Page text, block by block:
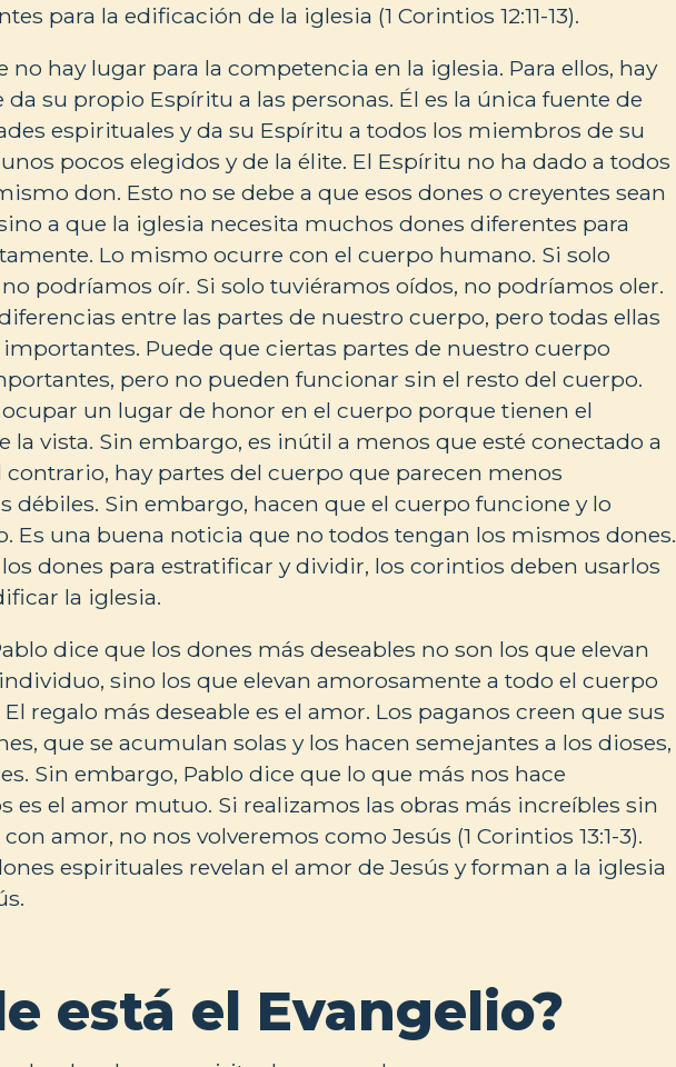
para la edificación de la iglesia (1 Corintios 12:11-13).
no hay lugar para la competencia en la iglesia. Para ellos, hay
da su propio Espíritu a las personas. Él es la única fuente de
espirituales y da su Espíritu a todos los miembros de su
pocos elegidos y de la élite. El Espíritu no ha dado a todos
don. Esto no se debe a que esos dones o creyentes sean
a que la iglesia necesita muchos dones diferentes para
Lo mismo ocurre con el cuerpo humano. Si solo
podríamos oír. Si solo tuviéramos oídos, no podríamos oler.
entre las partes de nuestro cuerpo, pero todas ellas
Puede que ciertas partes de nuestro cuerpo
pero no pueden funcionar sin el resto del cuerpo.
un lugar de honor en el cuerpo porque tienen el
la vista. Sin embargo, es inútil a menos que esté conectado a
contrario, hay partes del cuerpo que parecen menos
débiles. Sin embargo, hacen que el cuerpo funcione y lo
Es una buena noticia que no todos tengan los mismos dones.
dones para estratificar y dividir, los corintios deben usarlos
la iglesia.
dice que los dones más deseables no son los que elevan
sino los que elevan amorosamente a todo el cuerpo
El regalo más deseable es el amor. Los paganos creen que sus
que se acumulan solas y los hacen semejantes a los dioses,
Sin embargo, Pablo dice que lo que más nos hace
es el amor mutuo. Si realizamos las obras más increíbles sin
amor, no nos volveremos como Jesús (1 Corintios 13:1-3).
espirituales revelan el amor de Jesús y forman a la iglesia
está el Evangelio?